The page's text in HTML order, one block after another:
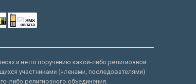
и не по поручению какой-либо религиозной
участниками (членами, последователями)
либо религиозного объединения.